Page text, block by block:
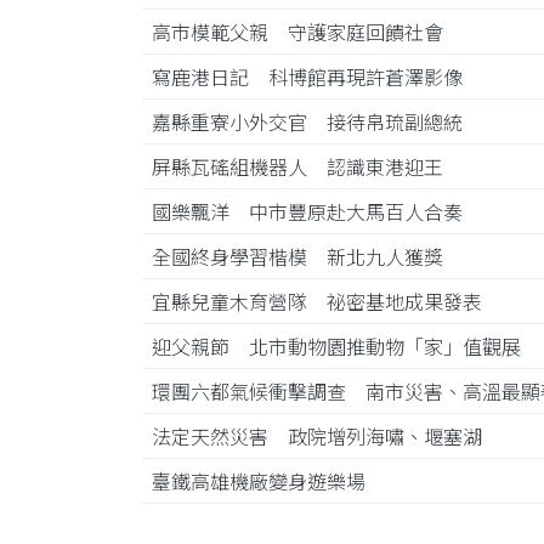
高市模範父親 守護家庭回饋社會
寫鹿港日記 科博館再現許蒼澤影像
嘉縣重寮小外交官 接待帛琉副總統
屏縣瓦磘組機器人 認識東港迎王
國樂飄洋 中市豐原赴大馬百人合奏
全國終身學習楷模 新北九人獲獎
宜縣兒童木育營隊 祕密基地成果發表
迎父親節 北市動物園推動物「家」值觀展
環團六都氣候衝擊調查 南市災害、高溫最
法定天然災害 政院增列海嘯、堰塞湖
臺鐵高雄機廠變身遊樂場